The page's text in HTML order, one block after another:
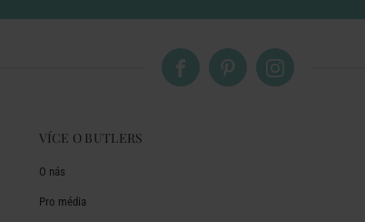
VÍCE O BUTLERS
O nás
Pro média